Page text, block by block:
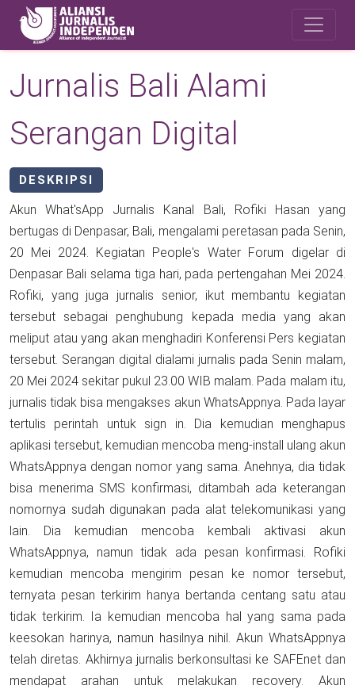
Skip to main content
Jurnalis Bali Alami
Serangan Digital
DESKRIPSI
Akun What'sApp Jurnalis Kanal Bali, Rofiki Hasan yang
bertugas di Denpasar, Bali, mengalami peretasan pada Senin,
20 Mei 2024. Kegiatan People's Water Forum digelar di
Denpasar Bali selama tiga hari, pada pertengahan Mei 2024.
Rofiki, yang juga jurnalis senior, ikut membantu kegiatan
tersebut sebagai penghubung kepada media yang akan
meliput atau yang akan menghadiri Konferensi Pers kegiatan
tersebut. Serangan digital dialami jurnalis pada Senin malam,
20 Mei 2024 sekitar pukul 23.00 WIB malam. Pada malam itu,
jurnalis tidak bisa mengakses akun WhatsAppnya. Pada layar
tertulis perintah untuk sign in. Dia kemudian menghapus
aplikasi tersebut, kemudian mencoba meng-install ulang akun
WhatsAppnya dengan nomor yang sama. Anehnya, dia tidak
bisa menerima SMS konfirmasi, ditambah ada keterangan
nomornya sudah digunakan pada alat telekomunikasi yang
lain. Dia kemudian mencoba kembali aktivasi akun
WhatsAppnya, namun tidak ada pesan konfirmasi. Rofiki
kemudian mencoba mengirim pesan ke nomor tersebut,
ternyata pesan terkirim hanya bertanda centang satu atau
tidak terkirim. Ia kemudian mencoba hal yang sama pada
keesokan harinya, namun hasilnya nihil. Akun WhatsAppnya
telah diretas. Akhirnya jurnalis berkonsultasi ke SAFEnet dan
mendapat arahan untuk melakukan recovery. Akun